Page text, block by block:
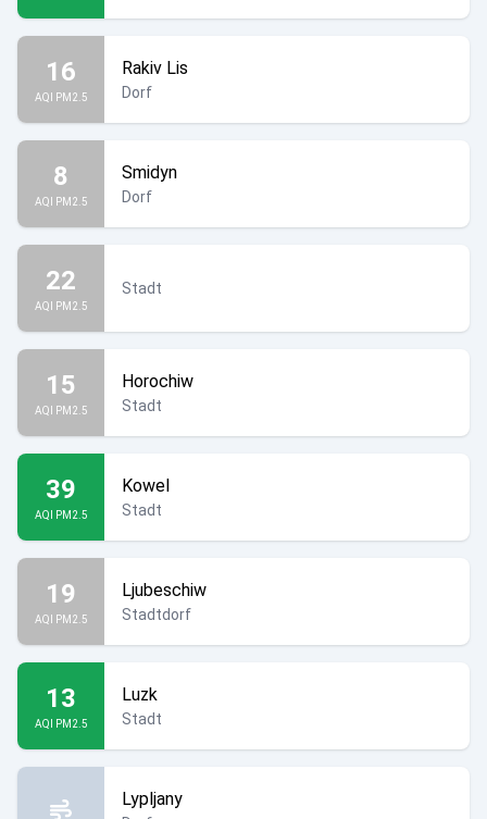
16
AQI PM2.5
Rakiv Lis
Dorf
8
AQI PM2.5
Smidyn
Dorf
22
AQI PM2.5
Stadt
15
AQI PM2.5
Horochiw
Stadt
39
AQI PM2.5
Kowel
Stadt
19
AQI PM2.5
Ljubeschiw
Stadtdorf
13
AQI PM2.5
Luzk
Stadt
Lypljany